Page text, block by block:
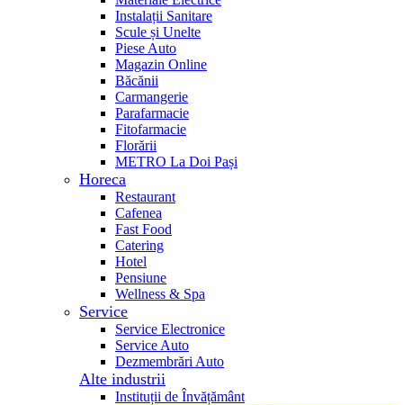
Instalații Sanitare
Scule și Unelte
Piese Auto
Magazin Online
Băcănii
Carmangerie
Parafarmacie
Fitofarmacie
Florării
METRO La Doi Pași
Horeca
Restaurant
Cafenea
Fast Food
Catering
Hotel
Pensiune
Wellness & Spa
Service
Service Electronice
Service Auto
Dezmembrări Auto
Alte industrii
Instituții de Învățământ